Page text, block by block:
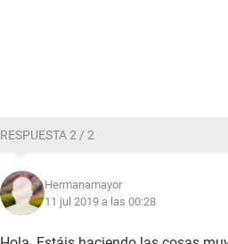
RESPUESTA 2 / 2
Hermanamayor
11 jul 2019 a las 00:28